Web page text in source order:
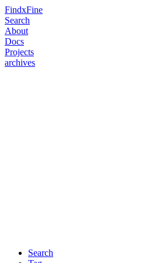
FindxFine
Search
About
Docs
Projects
archives
Search